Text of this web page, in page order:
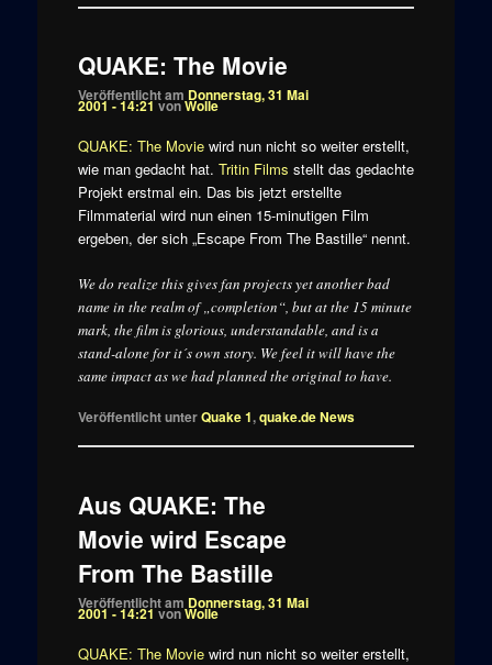
QUAKE: The Movie
Veröffentlicht am Donnerstag, 31 Mai
2001 - 14:21vonWolle
QUAKE: The Moviewird nun nicht so weiter erstellt,
wie man gedacht hat. Tritin Films stellt das gedachte
Projekt erstmal ein. Das bis jetzt erstellte
Filmmaterial wird nun einen 15-minutigen Film
ergeben, der sich „Escape From The Bastille“ nennt.
We do realize this gives fan projects yet another bad
name in the realm of „completion“, but at the 15 minute
mark, the film is glorious, understandable, and is a
stand-alone for it´s own story. We feel it will have the
same impact as we had planned the original to have.
Veröffentlicht unterQuake 1,quake.de News
Aus QUAKE: The
Movie wird Escape
From The Bastille
Veröffentlicht am Donnerstag, 31 Mai
2001 - 14:21vonWolle
QUAKE: The Moviewird nun nicht so weiter erstellt,